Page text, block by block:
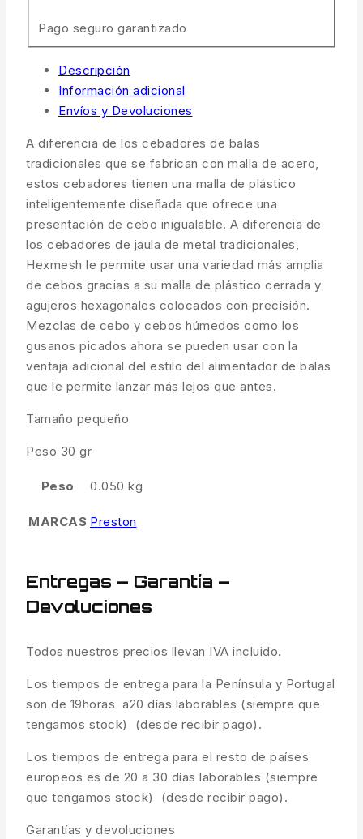
Pago seguro garantizado
Descripción
Información adicional
Envíos y Devoluciones
A diferencia de los cebadores de balas
tradicionales que se fabrican con malla de acero,
estos cebadores tienen una malla de plástico
inteligentemente diseñada que ofrece una
presentación de cebo inigualable. A diferencia de
los cebadores de jaula de metal tradicionales,
Hexmesh le permite usar una variedad más amplia
de cebos gracias a su malla de plástico cerrada y
agujeros hexagonales colocados con precisión.
Mezclas de cebo y cebos húmedos como los
gusanos picados ahora se pueden usar con la
ventaja adicional del estilo del alimentador de balas
que le permite lanzar más lejos que antes.
Tamaño pequeño
Peso 30 gr
Peso 0.050 kg
MARCAS Preston
Entregas – Garantía –
Devoluciones
Todos nuestros precios llevan IVA incluido.
Los tiempos de entrega para la Península y Portugal
son de 19horas a20 días laborables (siempre que
tengamos stock) (desde recibir pago).
Los tiempos de entrega para el resto de países
europeos es de 20 a 30 días laborables (siempre
que tengamos stock) (desde recibir pago).
Garantías y devoluciones